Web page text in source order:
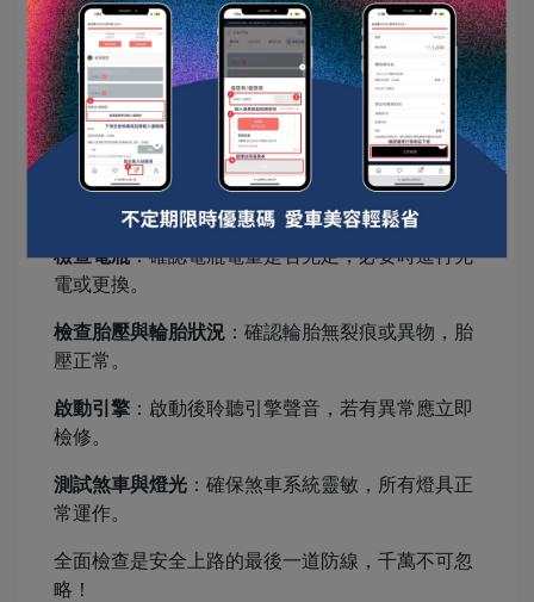
再次防鏽處理。
良好的防鏽措施能避免停放期間的損壞，讓愛車保
持最佳狀態！
6. 停放結束後的啟動準備：不容忽視的最後一步 🚀
長時間停放後，重新啟動車輛前應進行全面檢查。
檢查電瓶：確認電瓶電量是否充足，必要時進行充
電或更換。
檢查胎壓與輪胎狀況 ：確認輪胎無裂痕或異物，胎
壓正常。
啟動引擎 ：啟動後聆聽引擎聲音，若有異常應立即
檢修。
測試煞車與燈光 ：確保煞車系統靈敏，所有燈具正
常運作。
全面檢查是安全上路的最後一道防線，千萬不可忽
略！